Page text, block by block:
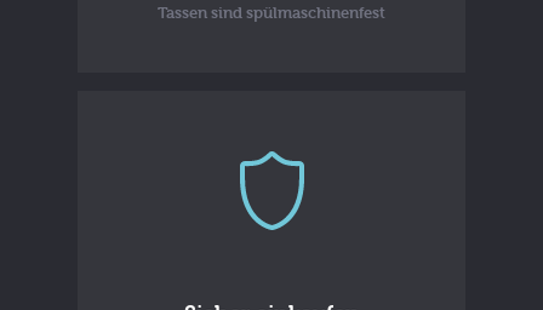
Tassen sind spülmaschinenfest